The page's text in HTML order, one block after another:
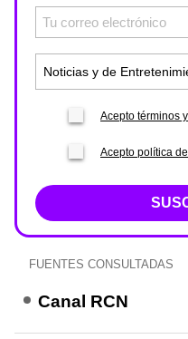
Acepto términos
Acepto política
FUENTES CONSULTADAS
Canal RCN